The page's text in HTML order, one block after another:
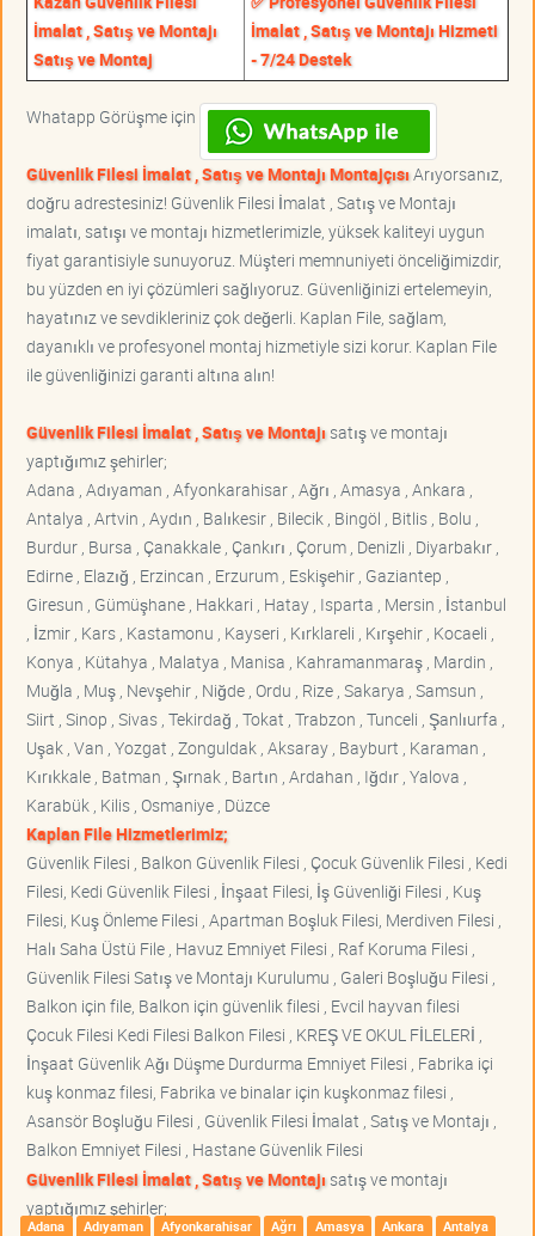
İmalat , Satış ve Montajı
Satış ve Montaj
İmalat , Satış ve Montajı Hizmeti
- 7/24 Destek
Whatapp Görüşme için
Güvenlik Filesi İmalat , Satış ve Montajı MontajçısıArıyorsanız,
doğru adrestesiniz! Güvenlik Filesi İmalat , Satış ve Montajı
imalatı, satışı ve montajı hizmetlerimizle, yüksek kaliteyi uygun
fiyat garantisiyle sunuyoruz. Müşteri memnuniyeti önceliğimizdir,
bu yüzden en iyi çözümleri sağlıyoruz. Güvenliğinizi ertelemeyin,
hayatınız ve sevdikleriniz çok değerli. Kaplan File, sağlam,
dayanıklı ve profesyonel montaj hizmetiyle sizi korur. Kaplan File
ile güvenliğinizi garanti altına alın!
Güvenlik Filesi İmalat , Satış ve Montajısatış ve montajı
yaptığımız şehirler;
Adana , Adıyaman , Afyonkarahisar , Ağrı , Amasya , Ankara ,
Antalya , Artvin , Aydın , Balıkesir , Bilecik , Bingöl , Bitlis , Bolu ,
Burdur , Bursa , Çanakkale , Çankırı , Çorum , Denizli , Diyarbakır ,
Edirne , Elazığ , Erzincan , Erzurum , Eskişehir , Gaziantep ,
Giresun , Gümüşhane , Hakkari , Hatay , Isparta , Mersin , İstanbul
, İzmir , Kars , Kastamonu , Kayseri , Kırklareli , Kırşehir , Kocaeli ,
Konya , Kütahya , Malatya , Manisa , Kahramanmaraş , Mardin ,
Muğla , Muş , Nevşehir , Niğde , Ordu , Rize , Sakarya , Samsun ,
Siirt , Sinop , Sivas , Tekirdağ , Tokat , Trabzon , Tunceli , Şanlıurfa ,
Uşak , Van , Yozgat , Zonguldak , Aksaray , Bayburt , Karaman ,
Kırıkkale , Batman , Şırnak , Bartın , Ardahan , Iğdır , Yalova ,
Karabük , Kilis , Osmaniye , Düzce
Kaplan File Hizmetlerimiz;
Güvenlik Filesi , Balkon Güvenlik Filesi , Çocuk Güvenlik Filesi , Kedi
Filesi, Kedi Güvenlik Filesi , İnşaat Filesi, İş Güvenliği Filesi , Kuş
Filesi, Kuş Önleme Filesi , Apartman Boşluk Filesi, Merdiven Filesi ,
Halı Saha Üstü File , Havuz Emniyet Filesi , Raf Koruma Filesi ,
Güvenlik Filesi Satış ve Montajı Kurulumu , Galeri Boşluğu Filesi ,
Balkon için file, Balkon için güvenlik filesi , Evcil hayvan filesi
Çocuk Filesi Kedi Filesi Balkon Filesi , KREŞ VE OKUL FİLELERİ ,
İnşaat Güvenlik Ağı Düşme Durdurma Emniyet Filesi , Fabrika içi
kuş konmaz filesi, Fabrika ve binalar için kuşkonmaz filesi ,
Asansör Boşluğu Filesi , Güvenlik Filesi İmalat , Satış ve Montajı ,
Balkon Emniyet Filesi , Hastane Güvenlik Filesi
Güvenlik Filesi İmalat , Satış ve Montajısatış ve montajı
yaptığımız şehirler;
Adana Adıyaman Afyonkarahisar Ağrı Amasya Ankara
Antalya